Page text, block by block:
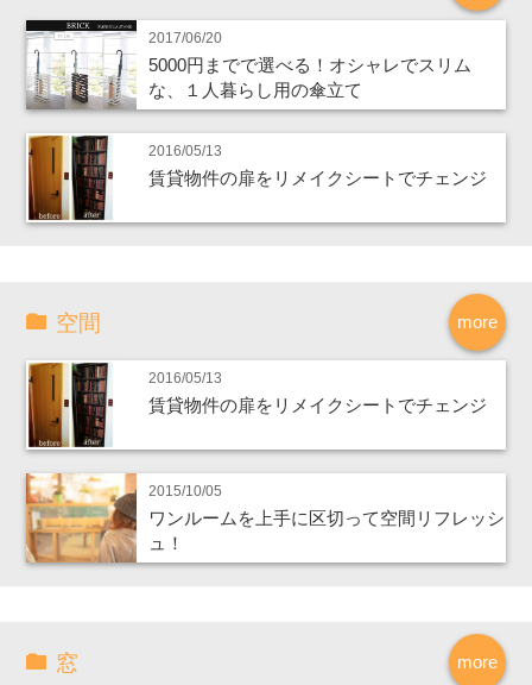
2017/06/20
5000円までで選べる！オシャレでスリム
な、１人暮らし用の傘立て
2016/05/13
賃貸物件の扉をリメイクシートでチェンジ
more
空間
2016/05/13
賃貸物件の扉をリメイクシートでチェンジ
2015/10/05
ワンルームを上手に区切って空間リフレッシ
ュ！
more
窓